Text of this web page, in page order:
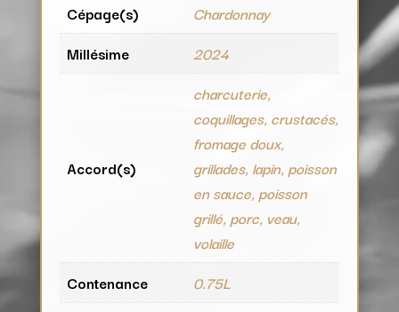
Cépage(s)
Chardonnay
Millésime
2024
Accord(s)
charcuterie,
coquillages, crustacés,
fromage doux,
grillades, lapin, poisson
en sauce, poisson
grillé, porc, veau,
volaille
Contenance
0.75L